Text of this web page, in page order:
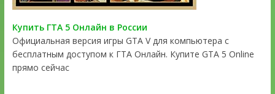
Купить ГТА 5 Онлайн в России
Официальная версия игры GTA V для компьютера с
бесплатным доступом к ГТА Онлайн. Купите GTA 5 Online
прямо сейчас